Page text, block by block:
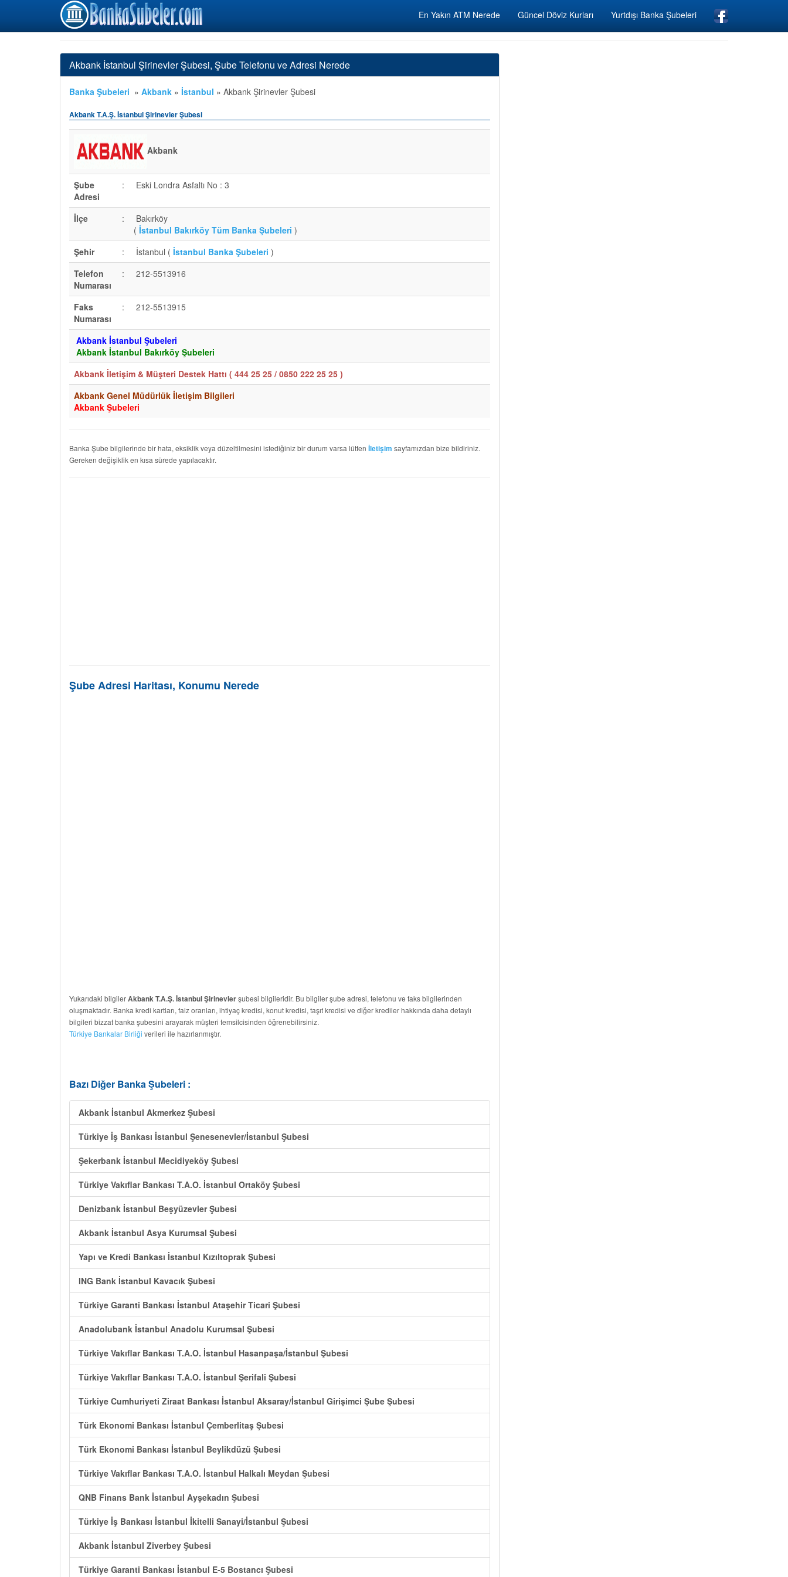
En Yakın ATM Nerede Güncel Döviz Kurları Yurtdışı Banka Şubeleri
Akbank İstanbul Şirinevler Şubesi, Şube Telefonu ve Adresi Nerede
Banka Şubeleri » Akbank » İstanbul » Akbank Şirinevler Şubesi
Akbank T.A.Ş. İstanbul Şirinevler Şubesi
Akbank
Şube
Adresi
: Eski Londra Asfaltı No : 3
İlçe :
Bakırköy
( İstanbul Bakırköy Tüm Banka Şubeleri )
Şehir
: İstanbul ( İstanbul Banka Şubeleri )
Telefon
Numarası
: 212-5513916
Faks
Numarası
: 212-5513915
Akbank İstanbul Şubeleri
Akbank İstanbul Bakırköy Şubeleri
Akbank İletişim & Müşteri Destek Hattı ( 444 25 25 / 0850 222 25 25 )
Akbank Genel Müdürlük İletişim Bilgileri
Akbank Şubeleri
Banka Şube bilgilerinde bir hata, eksiklik veya düzeltilmesini istediğiniz bir durum varsa lütfen İletişim sayfamızdan bize bildiriniz.
Gereken değişiklik en kısa sürede yapılacaktır.
Şube Adresi Haritası, Konumu Nerede
Yukarıdaki bilgilerAkbank T.A.Ş. İstanbul Şirinevlerşubesi bilgileridir. Bu bilgiler şube adresi, telefonu ve faks bilgilerinden
oluşmaktadır. Banka kredi kartları, faiz oranları, ihtiyaç kredisi, konut kredisi, taşıt kredisi ve diğer krediler hakkında daha detaylı
bilgileri bizzat banka şubesini arayarak müşteri temsilcisinden öğrenebilirsiniz.
Türkiye Bankalar Birliği verileri ile hazırlanmıştır.
Bazı Diğer Banka Şubeleri :
Akbank İstanbul Akmerkez Şubesi
Türkiye İş Bankası İstanbul Şenesenevler/İstanbul Şubesi
Şekerbank İstanbul Mecidiyeköy Şubesi
Türkiye Vakıflar Bankası T.A.O. İstanbul Ortaköy Şubesi
Denizbank İstanbul Beşyüzevler Şubesi
Akbank İstanbul Asya Kurumsal Şubesi
Yapı ve Kredi Bankası İstanbul Kızıltoprak Şubesi
ING Bank İstanbul Kavacık Şubesi
Türkiye Garanti Bankası İstanbul Ataşehir Ticari Şubesi
Anadolubank İstanbul Anadolu Kurumsal Şubesi
Türkiye Vakıflar Bankası T.A.O. İstanbul Hasanpaşa/İstanbul Şubesi
Türkiye Vakıflar Bankası T.A.O. İstanbul Şerifali Şubesi
Türkiye Cumhuriyeti Ziraat Bankası İstanbul Aksaray/İstanbul Girişimci Şube Şubesi
Türk Ekonomi Bankası İstanbul Çemberlitaş Şubesi
Türk Ekonomi Bankası İstanbul Beylikdüzü Şubesi
Türkiye Vakıflar Bankası T.A.O. İstanbul Halkalı Meydan Şubesi
QNB Finans Bank İstanbul Ayşekadın Şubesi
Türkiye İş Bankası İstanbul İkitelli Sanayi/İstanbul Şubesi
Akbank İstanbul Ziverbey Şubesi
Türkiye Garanti Bankası İstanbul E-5 Bostancı Şubesi